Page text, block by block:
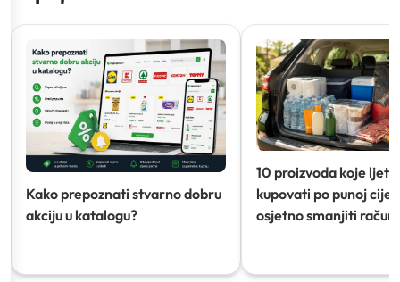
Kako prepoznati stvarno dobru
akciju u katalogu?
10 proizvoda koje ljeti
kupovati po punoj
osjetno smanjiti račun)